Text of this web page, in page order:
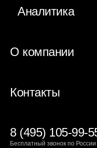
Аналитика
О компании
Контакты
8 (495) 105-99-
Бесплатный звонок по России